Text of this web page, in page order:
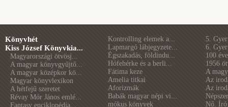
Könyvhét
Kiss József Könyvkia...
Magyarországi ötvösj...
A magyar könyvgyűjtő...
A magyar középkor kö...
Magyar könyvlexikon
A hétfejű szeretet
Révay Mór János emlé...
Fantasy enciklopédia...
Kontrolling elemek a...
Lapmargó lábjegyzete...
Égszakadás, földindu...
Hófehérke és a berli...
Fátima keze
Amelia titkai
Aforizmák
Babák magyar népi vi...
mókus könyvek
5.
6.
100
1956
A
Az
Az
Nő.